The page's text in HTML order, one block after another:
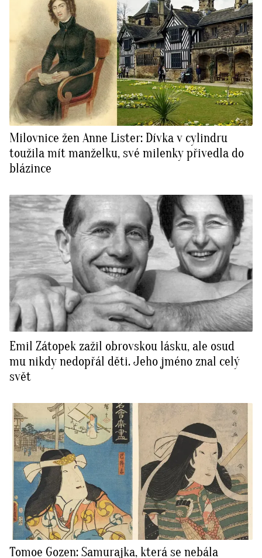
Milovnice žen Anne Lister: Dívka v cylindru
toužila mít manželku, své milenky přivedla do
blázince
Emil Zátopek zažil obrovskou lásku, ale osud
mu nikdy nedopřál děti. Jeho jméno znal celý
svět
Tomoe Gozen: Samurajka, která se nebála